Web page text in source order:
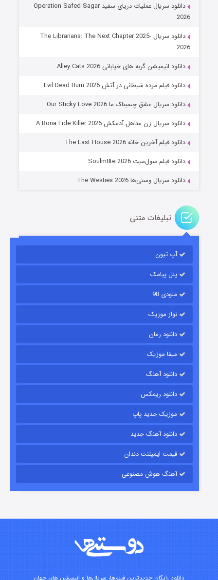
عملیات آپارتمان
قسمت۲ (زیرنویس) منتشر شد
مردگان متحرک: شهر مرده ۳
قسمت
شوگر فصل ۲
دانلود سریال عملیات دریای سفید Operation Safed Sagar
2026
دانلود سریال The Librarians: The Next Chapter 2025-
2026
دانلود انیمیشن گربه های خیابانی Alley Cats 2026
دانلود فیلم مرده شیطانی در آتش Evil Dead Burn 2026
دانلود سریال عشق چسبناک ما Our Sticky Love 2026
دانلود سریال زن متاهل آدمکش A Bona Fide Killer 2026
دانلود فیلم آخرین خانه The Last House 2026
دانلود فیلم سول‌میت Soulm8te 2026
دانلود سریال وستی‌ها The Westies 2026
تبلیغات متنی
آپ تیون
پنل پیامک
ملودی 98
نواز موزیک
دانلود رمان
میفا موزیک
دانلود آهنگ
دانلود ریمکس
موزیک جدید پاپ
دانلود آهنگ جدید
قیمت ایمپلنت دندان
آهنگ هوش مصنوعی
دانلود رایگان جدیدترین فیلم‌ها، سریال‌ها و انیمیشن های جهان